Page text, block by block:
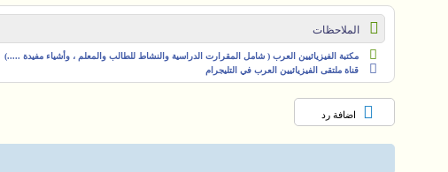
الملاحظات
مكتبة الفيزيائيين العرب ( شامل المقرارت الدراسية والنشاط للطالب والمعلم ، وأشياء مفيدة .....)
قناة ملتقى الفيزيائيين العرب في التليجرام
اضافة رد